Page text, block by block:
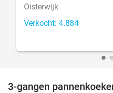
Oisterwijk
Verkocht: 4.884
3-gangen